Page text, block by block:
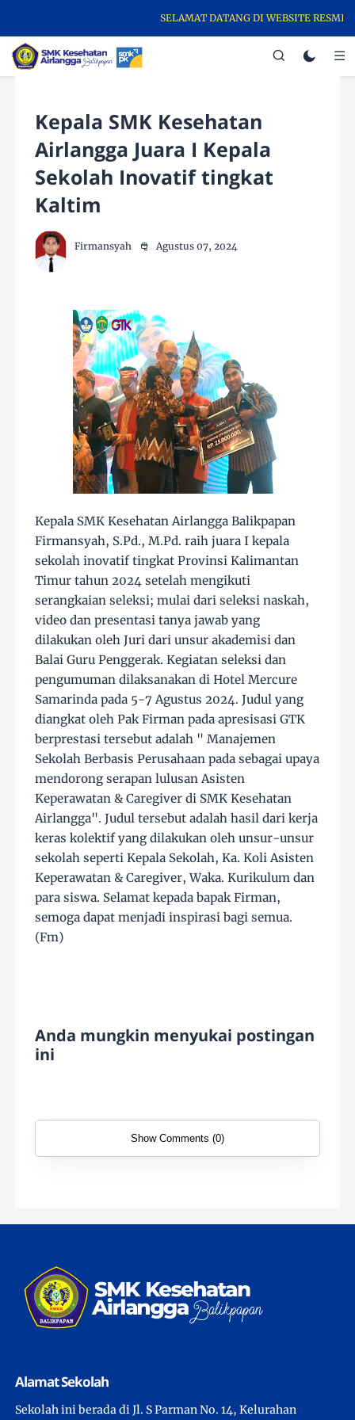
SELAMAT DATANG DI WEBSITE RESMI
Kepala SMK Kesehatan
Airlangga Juara I Kepala
Sekolah Inovatif tingkat
Kaltim
Firmansyah Agustus 07, 2024
Kepala SMK Kesehatan Airlangga Balikpapan
Firmansyah, S.Pd., M.Pd. raih juara I kepala
sekolah inovatif tingkat Provinsi Kalimantan
Timur tahun 2024 setelah mengikuti
serangkaian seleksi; mulai dari seleksi naskah,
video dan presentasi tanya jawab yang
dilakukan oleh Juri dari unsur akademisi dan
Balai Guru Penggerak. Kegiatan seleksi dan
pengumuman dilaksanakan di Hotel Mercure
Samarinda pada 5-7 Agustus 2024. Judul yang
diangkat oleh Pak Firman pada apresisasi GTK
berprestasi tersebut adalah " Manajemen
Sekolah Berbasis Perusahaan pada sebagai upaya
mendorong serapan lulusan Asisten
Keperawatan & Caregiver di SMK Kesehatan
Airlangga". Judul tersebut adalah hasil dari kerja
keras kolektif yang dilakukan oleh unsur-unsur
sekolah seperti Kepala Sekolah, Ka. Koli Asisten
Keperawatan & Caregiver, Waka. Kurikulum dan
para siswa. Selamat kepada bapak Firman,
semoga dapat menjadi inspirasi bagi semua.
(Fm)
Anda mungkin menyukai postingan
ini
Show Comments (0)
Alamat Sekolah
Sekolah ini berada di Jl. S Parman No. 14, Kelurahan